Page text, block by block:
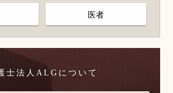
医者
士法人ALGについて